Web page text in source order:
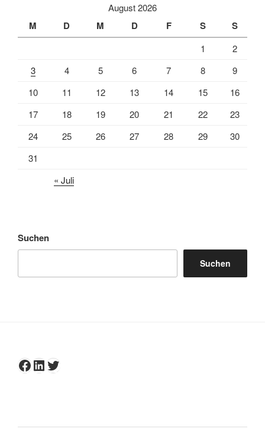
August 2026
M D M D F S S
1
2
3
4 5 6 7 8
9
10
11 12 13 14 15
16
17
18 19 20 21 22
23
24
25 26 27 28 29
30
31
« Juli
Suchen
Suchen
Facebook
LinkedIn
Twitter